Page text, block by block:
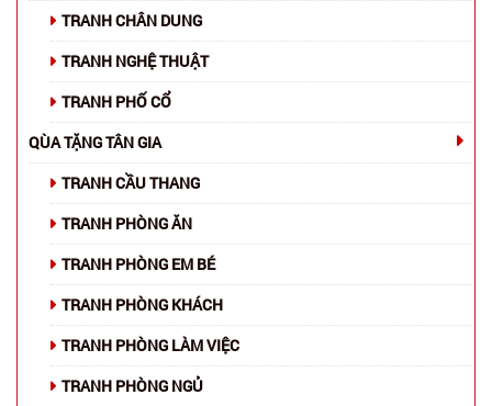
TRANH CHÂN DUNG
TRANH NGHỆ THUẬT
TRANH PHỐ CỔ
QÙA TẶNG TÂN GIA
TRANH CẦU THANG
TRANH PHÒNG ĂN
TRANH PHÒNG EM BÉ
TRANH PHÒNG KHÁCH
TRANH PHÒNG LÀM VIỆC
TRANH PHÒNG NGỦ